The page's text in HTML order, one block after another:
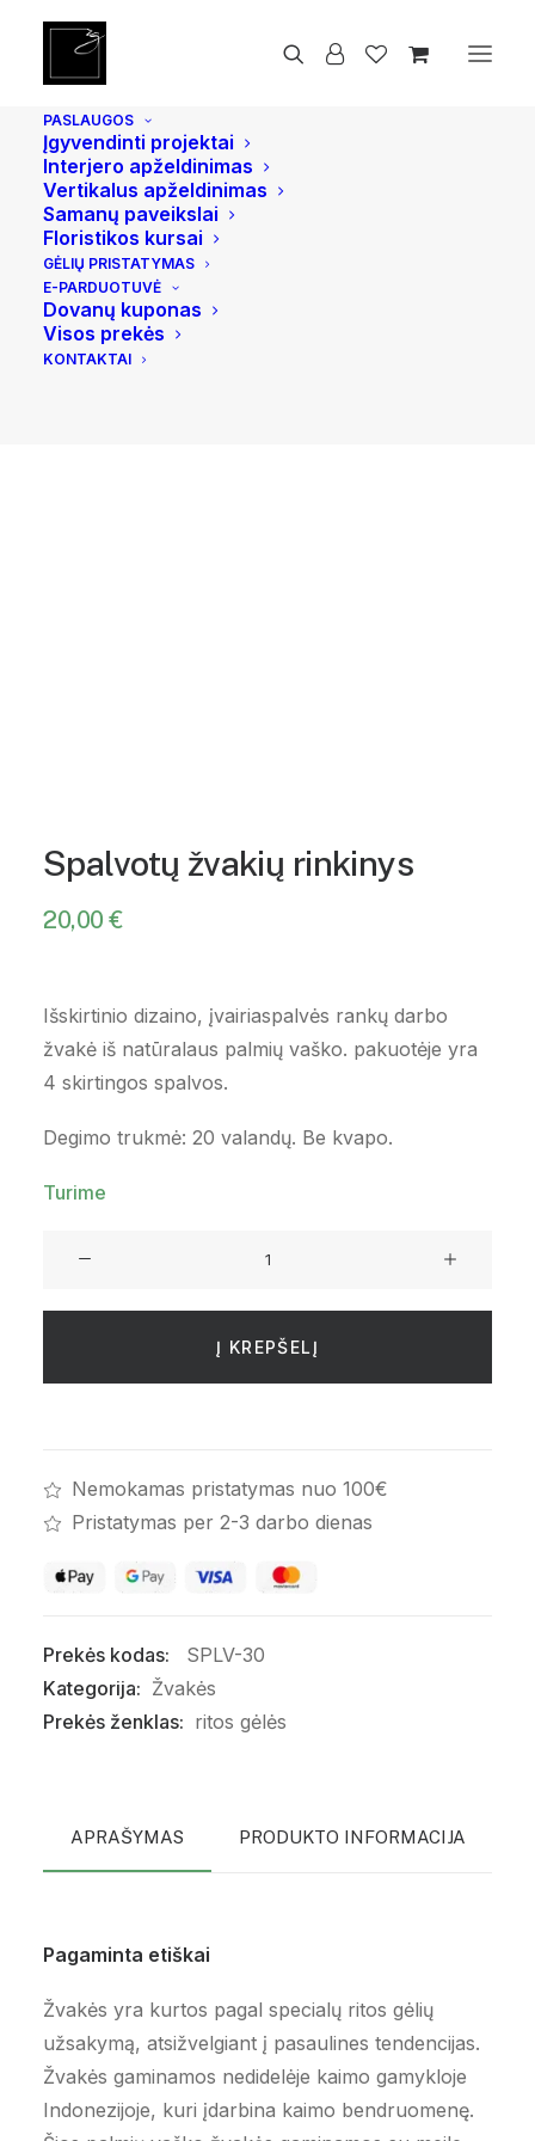
PASLAUGOS
Įgyvendinti projektai
Interjero apželdinimas
Vertikalus apželdinimas
Samanų paveikslai
Floristikos kursai
GĖLIŲ PRISTATYMAS
E-PARDUOTUVĖ
Dovanų kuponas
Visos prekės
KONTAKTAI
Pradžia Spalvotų žvakių rinkinys
Spalvotų žvakių rinkinys
20,00€
Išskirtinio dizaino, įvairiaspalvės rankų darbo
žvakė iš natūralaus palmių vaško. pakuotėje yra
4 skirtingos spalvos.
Degimo trukmė: 20 valandų. Be kvapo.
Turime
Spalvotų
rinkinys
Į KREPŠELĮ
Nemokamas pristatymas nuo 100€
Pristatymas per 2-3 darbo dienas
Prekės kodas:
SPLV-30
Kategorija: Žvakės
Prekės ženklas: ritos gėlės
APRAŠYMAS PRODUKTO INFORMACIJA
Pagaminta etiškai
Žvakės yra kurtos pagal specialų ritos gėlių
užsakymą, atsižvelgiant į pasaulines tendencijas.
Žvakės gaminamos nedidelėje kaimo gamykloje
Indonezijoje, kuri įdarbina kaimo bendruomenę.